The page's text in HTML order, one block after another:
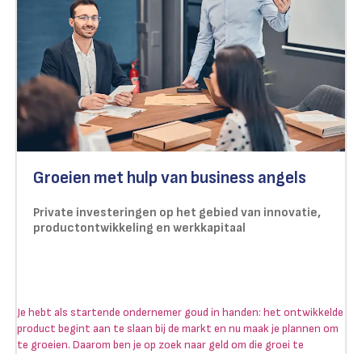
Groeien met hulp van business angels
Private investeringen op het gebied van innovatie,
productontwikkeling en werkkapitaal
Je hebt als startende ondernemer goud in handen: het ontwikkelde
product begint aan te slaan bij de markt en nu maak je plannen om
te groeien. Daarom ben je op zoek naar geld om die groei te